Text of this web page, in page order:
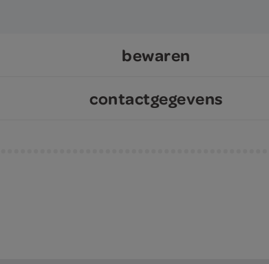
bewaren
contactgegevens